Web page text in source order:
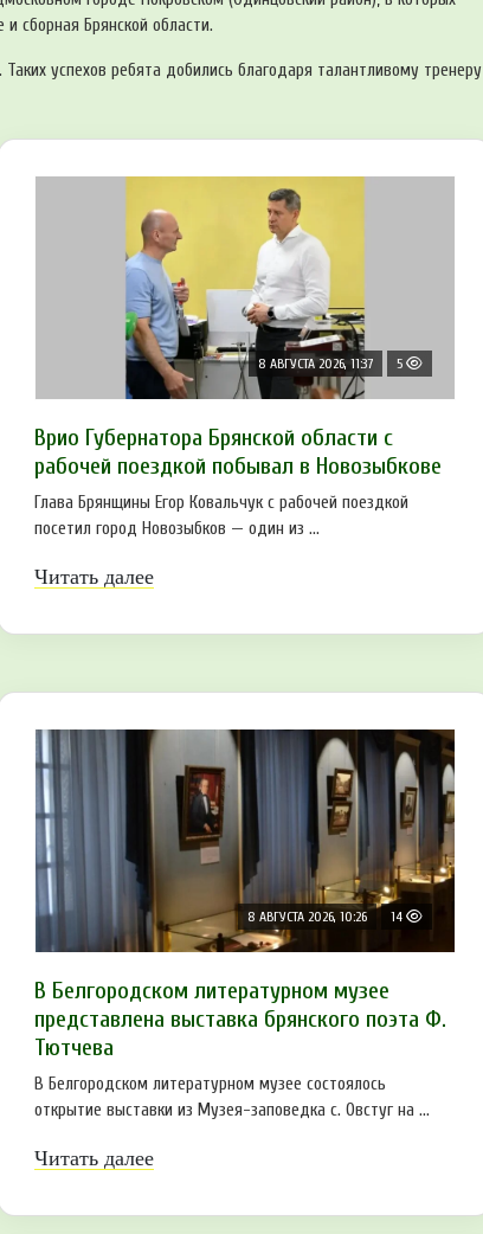
сборная Брянской области.
успехов ребята добились благодаря талантливому тренеру
8 АВГУСТА 2026, 11:37 5
Врио Губернатора Брянской области с
рабочей поездкой побывал в Новозыбкове
Глава Брянщины Егор Ковальчук с рабочей поездкой
посетил город Новозыбков — один из ...
Читать далее
8 АВГУСТА 2026, 10:26 14
В Белгородском литературном музее
представлена выставка брянского поэта Ф.
Тютчева
В Белгородском литературном музее состоялось
открытие выставки из Музея-заповедка с. Овстуг на ...
Читать далее